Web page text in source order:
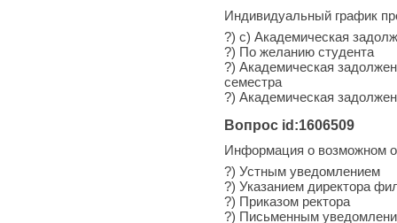
Индивидуальный график
?) c) Академическая
?) По желанию студента
?) Академическая
семестра
?) Академическая
Вопрос id:1606509
Информация о возможном
?) Устным уведомлением
?) Указанием директора
?) Приказом ректора
?) Письменным